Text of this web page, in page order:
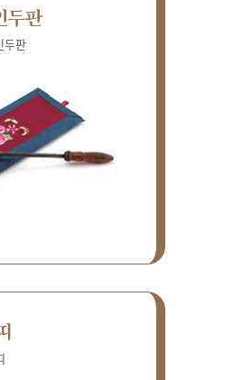
두판
두판